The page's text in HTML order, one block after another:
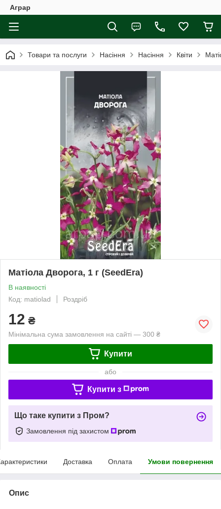
Аграр
Товари та послуги Насіння Насіння Квіти
Матіола Дворога, 1 г (SeedEra)
В наявності
Код: matiolad
Роздріб
12 ₴
Мінімальна сума замовлення на сайті — 300 ₴
Купити
або
Купити з
Що таке купити з Пром?
Замовлення під захистом
Доставка Оплата Умови повернення
Опис